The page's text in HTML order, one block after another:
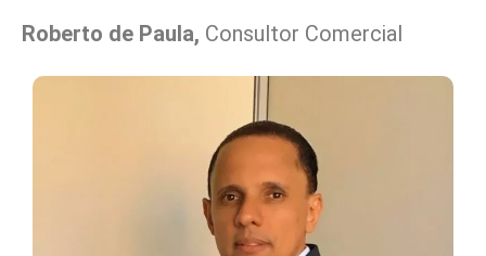
Roberto de Paula, Consultor Comercial